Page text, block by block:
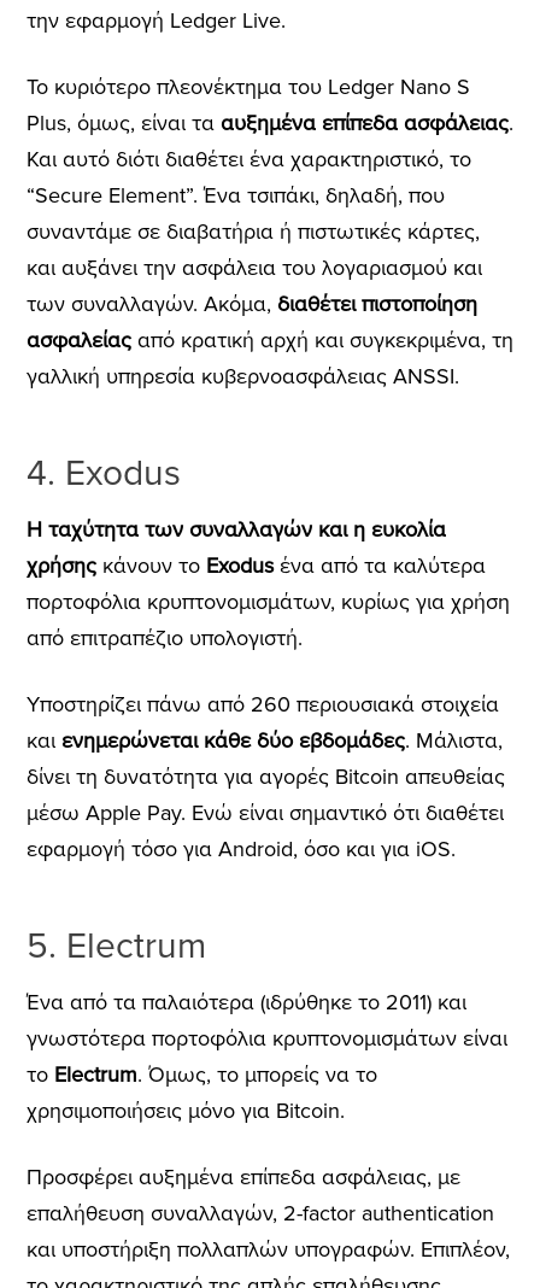
την εφαρμογή Ledger Live.
Το κυριότερο πλεονέκτημα του Ledger Nano S
Plus, όμως, είναι τα αυξημένα επίπεδα ασφάλειας.
Και αυτό διότι διαθέτει ένα χαρακτηριστικό, το
“Secure Element”. Ένα τσιπάκι, δηλαδή, που
συναντάμε σε διαβατήρια ή πιστωτικές κάρτες,
και αυξάνει την ασφάλεια του λογαριασμού και
των συναλλαγών. Ακόμα, διαθέτει πιστοποίηση
ασφαλείας από κρατική αρχή και συγκεκριμένα, τη
γαλλική υπηρεσία κυβερνοασφάλειας ANSSI.
4. Exodus
Η ταχύτητα των συναλλαγών και η ευκολία
χρήσηςκάνουν το Exodus ένα από τα καλύτερα
πορτοφόλια κρυπτονομισμάτων, κυρίως για χρήση
από επιτραπέζιο υπολογιστή.
Υποστηρίζει πάνω από 260 περιουσιακά στοιχεία
και ενημερώνεται κάθε δύο εβδομάδες. Μάλιστα,
δίνει τη δυνατότητα για αγορές Bitcoin απευθείας
μέσω Apple Pay. Ενώ είναι σημαντικό ότι διαθέτει
εφαρμογή τόσο για Android, όσο και για iOS.
5. Electrum
Ένα από τα παλαιότερα (ιδρύθηκε το 2011) και
γνωστότερα πορτοφόλια κρυπτονομισμάτων είναι
το Electrum. Όμως, το μπορείς να το
χρησιμοποιήσεις μόνο για Bitcoin.
Προσφέρει αυξημένα επίπεδα ασφάλειας, με
επαλήθευση συναλλαγών, 2-factor authentication
και υποστήριξη πολλαπλών υπογραφών. Επιπλέον,